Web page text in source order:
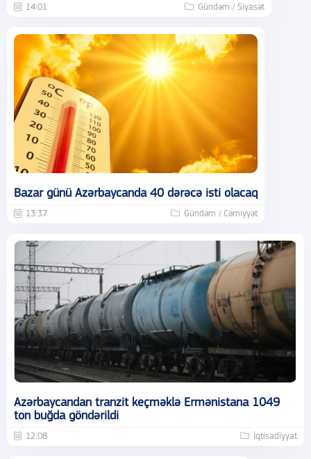
14:01 Gündəm / Siyasət
Bazar günü Azərbaycanda 40 dərəcə isti olacaq
13:37 Gündəm / Cəmiyyət
Azərbaycandan tranzit keçməklə Ermənistana 1049
ton buğda göndərildi
12:08 İqtisadiyyat